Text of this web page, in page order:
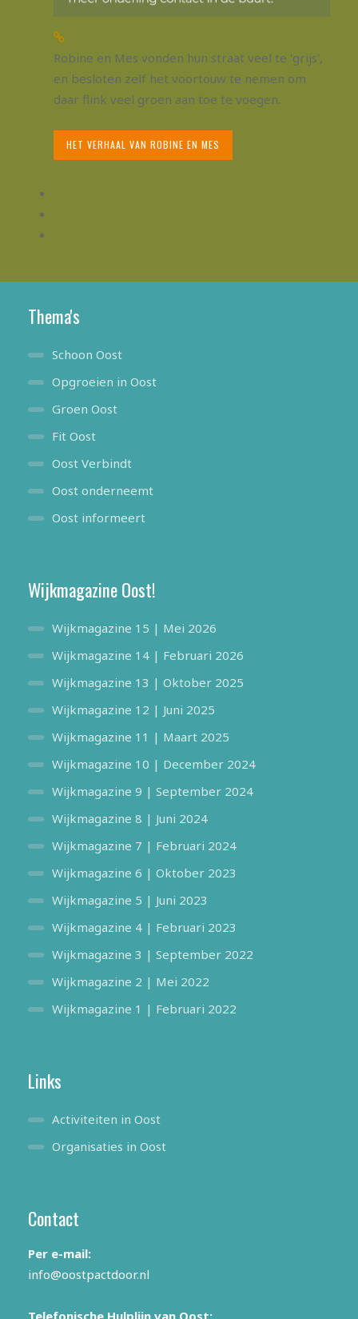
Robine en Mes vonden hun straat veel te 'grijs',
en besloten zelf het voortouw te nemen om
daar flink veel groen aan toe te voegen.
HET VERHAAL VAN ROBINE EN MES
Thema's
Schoon Oost
Opgroeien in Oost
Groen Oost
Fit Oost
Oost Verbindt
Oost onderneemt
Oost informeert
Wijkmagazine Oost!
Wijkmagazine 15 | Mei 2026
Wijkmagazine 14 | Februari 2026
Wijkmagazine 13 | Oktober 2025
Wijkmagazine 12 | Juni 2025
Wijkmagazine 11 | Maart 2025
Wijkmagazine 10 | December 2024
Wijkmagazine 9 | September 2024
Wijkmagazine 8 | Juni 2024
Wijkmagazine 7 | Februari 2024
Wijkmagazine 6 | Oktober 2023
Wijkmagazine 5 | Juni 2023
Wijkmagazine 4 | Februari 2023
Wijkmagazine 3 | September 2022
Wijkmagazine 2 | Mei 2022
Wijkmagazine 1 | Februari 2022
Links
Activiteiten in Oost
Organisaties in Oost
Contact
Per e-mail:
info@oostpactdoor.nl
Telefonische Hulplijn van Oost: